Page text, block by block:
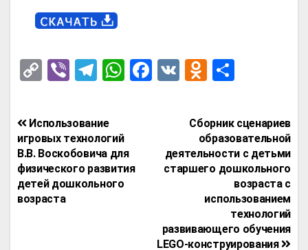
C
py
Li
n
k
Vi
er
T
e
gr
a
m
W
A
p
F
V
O
n
o
kl
a
ss
ni
п
р
а
в
и
т
Навигация
по
записям
Сборник сценариев
образовательной
деятельности с детьми
старшего дошкольного
возраста с
использованием
технологий
развивающего обучения
LEGO-конструирования
Использование
игровых технологий
В.В. Воскобовича для
физического развития
детей дошкольного
возраста